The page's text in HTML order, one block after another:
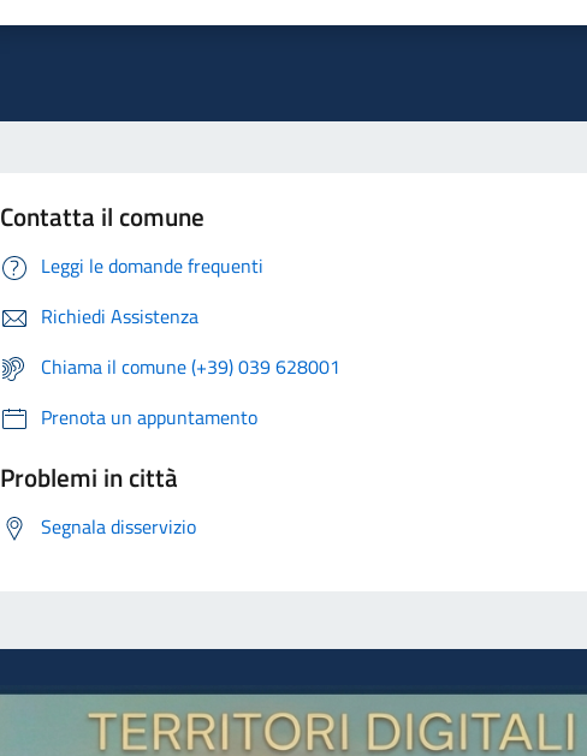
Contatta il comune
Leggi le domande frequenti
Richiedi Assistenza
Chiama il comune (+39) 039 628001
Prenota un appuntamento
Problemi in città
Segnala disservizio